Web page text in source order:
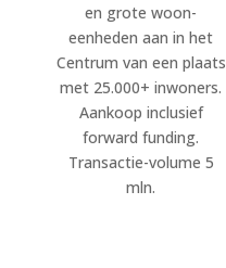
en grote woon-
eenheden aan in het
Centrum van een plaats
met 25.000+ inwoners.
Aankoop inclusief
forward funding.
Transactie-volume 5
mln.